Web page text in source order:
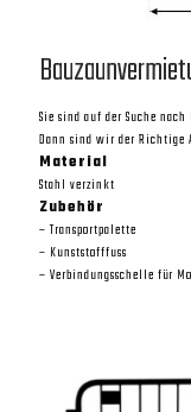
– Kunststofffuss
– Verbindungsschelle für
Sie sind auf der Suche
Dann sind wir der Richtige
Material
Stahl verzinkt
Zubehör
– Transportpalette
– Kunststofffuss
– Verbindungsschelle für